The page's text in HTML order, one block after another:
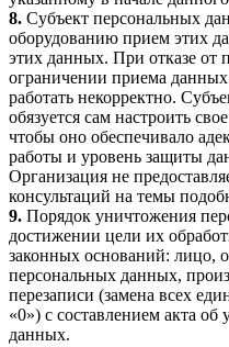
8. Субъект персональных
оборудованию прием этих
этих данных. При отказе от
ограничении приема
работать некорректно.
обязуется сам настроить
чтобы оно обеспечивало
работы и уровень защиты
Организация не
консультаций на темы
9. Порядок уничтожения
достижении цели их
законных оснований: лицо,
персональных данных,
перезаписи (замена всех
«0») с составлением акта
данных.